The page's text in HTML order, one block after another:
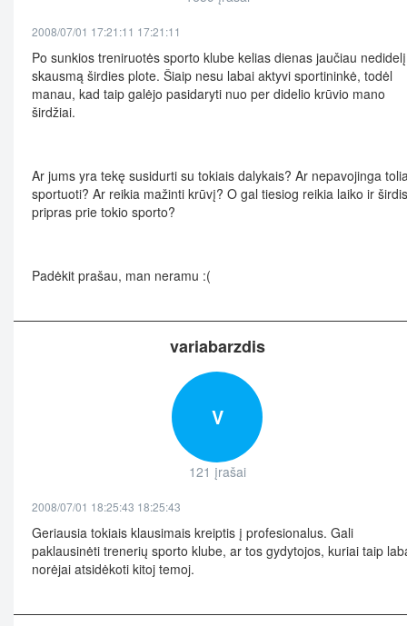
2008/07/01 17:21:11 17:21:11
Po sunkios treniruotės sporto klube kelias dienas jaučiau nedidelį
skausmą širdies plote. Šiaip nesu labai aktyvi sportininkė, todėl
manau, kad taip galėjo pasidaryti nuo per didelio krūvio mano
širdžiai.
Ar jums yra tekę susidurti su tokiais dalykais? Ar nepavojinga
sportuoti? Ar reikia mažinti krūvį? O gal tiesiog reikia laiko ir širdis
pripras prie tokio sporto?
Padėkit prašau, man neramu :(
variabarzdis
V
121 įrašai
2008/07/01 18:25:43 18:25:43
Geriausia tokiais klausimais kreiptis į profesionalus. Gali
paklausinėti trenerių sporto klube, ar tos gydytojos, kuriai taip
norėjai atsidėkoti kitoj temoj.